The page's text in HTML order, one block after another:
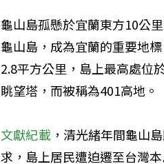
龜山島孤懸於宜蘭東方10公
龜山島，成為宜蘭的重要地
2.8平方公里，島上最高處位
眺望塔，而被稱為401高地。
文獻紀載，清光緒年間龜山
求，島上居民遭迫遷至台灣